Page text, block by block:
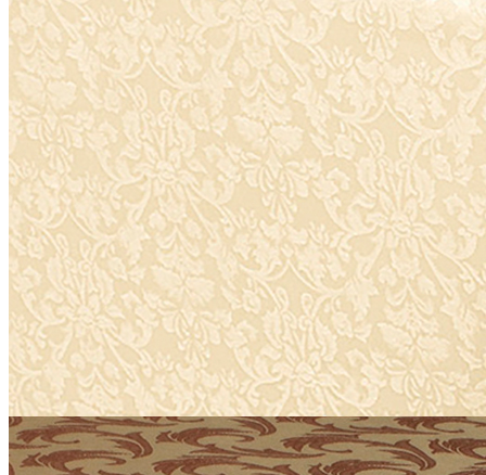
Производитель R-ТЕКСТИЛЬ
Серия
Ричард
Наличие
Ожидается
В корзине Купить